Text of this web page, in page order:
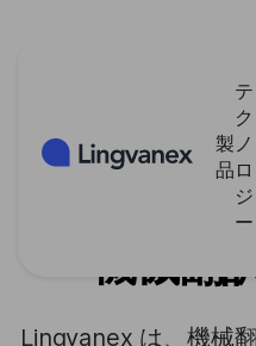
製
品
テ
ク
ノ
ロ
ジ
ー
> テクノロジー > 機械翻訳
機械翻
Lingvanex は、機械